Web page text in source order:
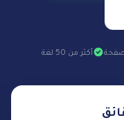
أكثر من 50 لغة